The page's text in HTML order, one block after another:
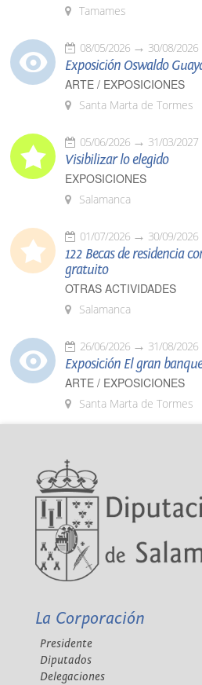
Tamames
08/05/2026 30/08/2026
Exposición Oswaldo
ARTE / EXPOSICIONES
Santa Marta de Tormes
05/06/2026 31/03/2027
Visibilizar lo elegido
EXPOSICIONES
Salamanca
01/07/2026 30/09/2026
122 Becas de residencia
gratuito
OTRAS ACTIVIDADES
Salamanca
26/06/2026 31/08/2026
Exposición El gran
ARTE / EXPOSICIONES
Santa Marta de Tormes
La Corporación
Presidente
Diputados
Delegaciones